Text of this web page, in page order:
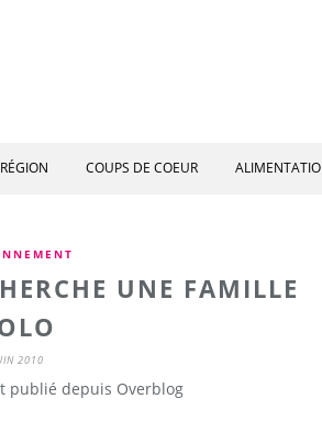
COUPS DE COEUR
UNE FAMILLE
2010
publié depuis Overblog